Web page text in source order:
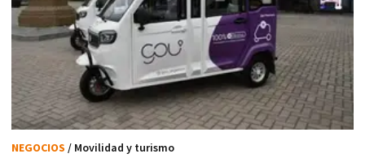
NEGOCIOS / Movilidad y turismo